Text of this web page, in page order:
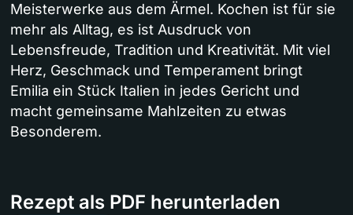
Meisterwerke aus dem Ärmel. Kochen ist für sie
mehr als Alltag, es ist Ausdruck von
Lebensfreude, Tradition und Kreativität. Mit viel
Herz, Geschmack und Temperament bringt
Emilia ein Stück Italien in jedes Gericht und
macht gemeinsame Mahlzeiten zu etwas
Besonderem.
Rezept als PDF herunterladen